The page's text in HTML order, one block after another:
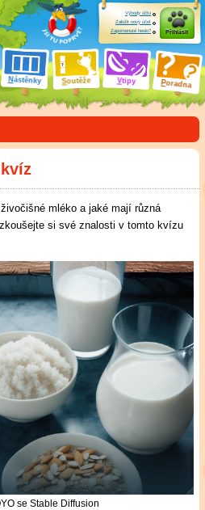
Nástěnky Soutěže Vtipy Poradna
Výhody účtu
Založit nový účet
Zapomenuté heslo?
Přihlásit
mléko a jaké mají různá
si své znalosti v tomto kvízu
se Stable Diffusion